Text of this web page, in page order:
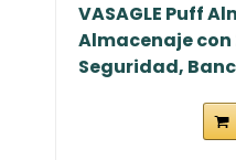
VASAGLE Puff
Almacenaje con
Seguridad,